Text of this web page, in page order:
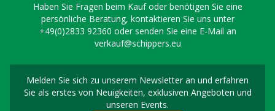
Haben Sie Fragen beim Kauf oder benötigen Sie eine
persönliche Beratung, kontaktieren Sie uns unter
+49(0)2833 92360 oder senden Sie eine E-Mail an
verkauf@schippers.eu
Melden Sie sich zu unserem Newsletter an und erfahren
Sie als erstes von Neuigkeiten, exklusiven Angeboten und
unseren Events.
Melden Sie sich für